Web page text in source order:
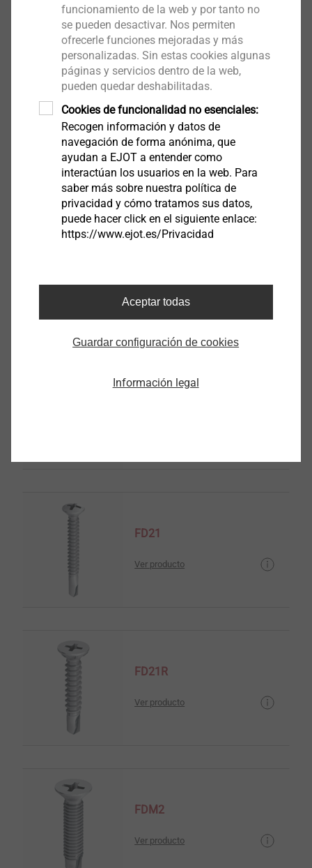
Ver producto
S/A2
Ver producto
FD21
Ver producto
FD21R
Ver producto
FDM2
Ver producto
funcionamiento de la web y por tanto no
se pueden desactivar. Nos permiten
ofrecerle funciones mejoradas y más
personalizadas. Sin estas cookies algunas
páginas y servicios dentro de la web,
pueden quedar deshabilitadas.
Cookies de funcionalidad no esenciales:
Recogen información y datos de
navegación de forma anónima, que
ayudan a EJOT a entender como
interactúan los usuarios en la web. Para
saber más sobre nuestra política de
privacidad y cómo tratamos sus datos,
puede hacer click en el siguiente enlace:
https://www.ejot.es/Privacidad
Aceptar todas
Guardar configuración de cookies
Información legal